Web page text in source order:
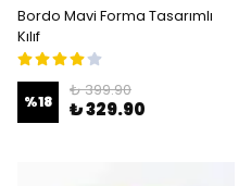
Bordo Mavi Forma Tasarımlı
Kılıf
%18
₺ 399.90
₺ 329.90